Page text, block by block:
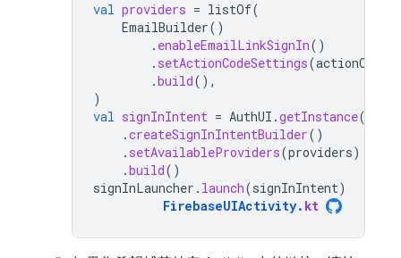
val providers = listOf(
EmailBuilder()
. enableEmailLinkSignIn()
. setActionCodeSettings(
.build(),
)
val signInIntent = AuthUI .getInstance()
.createSignInIntentBuilder()
. setAvailableProviders(providers)
.build()
signInLauncher . launch(signInIntent)
FirebaseUIActivity. kt